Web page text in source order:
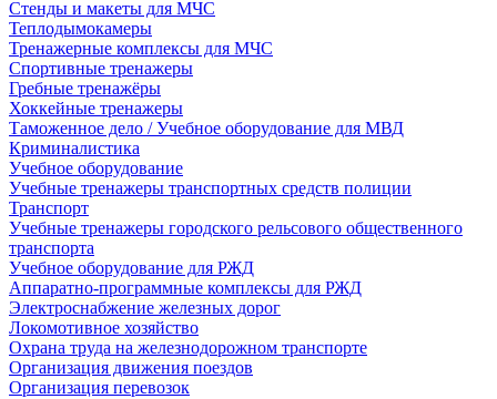
Стенды и макеты для МЧС
Теплодымокамеры
Тренажерные комплексы для МЧС
Спортивные тренажеры
Гребные тренажёры
Хоккейные тренажеры
Таможенное дело / Учебное оборудование для МВД
Криминалистика
Учебное оборудование
Учебные тренажеры транспортных средств полиции
Транспорт
Учебные тренажеры городского рельсового общественного
транспорта
Учебное оборудование для РЖД
Аппаратно-программные комплексы для РЖД
Электроснабжение железных дорог
Локомотивное хозяйство
Охрана труда на железнодорожном транспорте
Организация движения поездов
Организация перевозок